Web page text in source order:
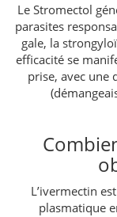
Le Stromectol
parasites
gale, la
efficacité se
prise, avec une
L’ivermectin
plasmatique